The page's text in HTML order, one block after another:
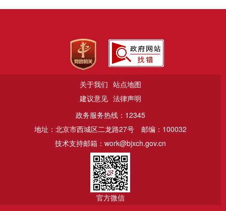
关于我们 站点地图
建议意见 法律声明
政务服务热线：12345
地址：北京市西城区二龙路27号
邮编：100032
技术支持邮箱：work@bjxch.gov.cn
官方微信